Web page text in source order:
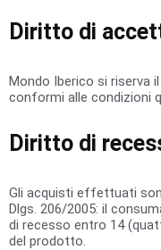
Diritto di
Mondo Iberico si riserva
conformi alle condizioni
Diritto di
Gli acquisti effettuati
Dlgs. 206/2005: il
di recesso entro 14
del prodotto.